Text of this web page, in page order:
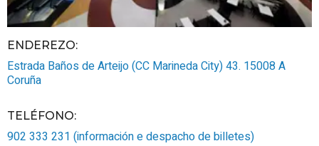
ENDEREZO:
Estrada Baños de Arteijo (CC Marineda City) 43. 15008A
Coruña
TELÉFONO:
902 333 231 (información e despacho de billetes)